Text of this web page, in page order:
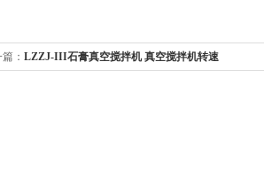
： LZZJ-III石膏真空搅拌机 真空搅拌机转速